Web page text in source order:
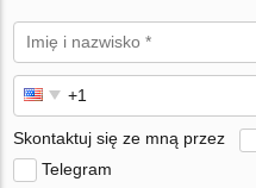
Skontaktuj się ze mną przez
Telegram